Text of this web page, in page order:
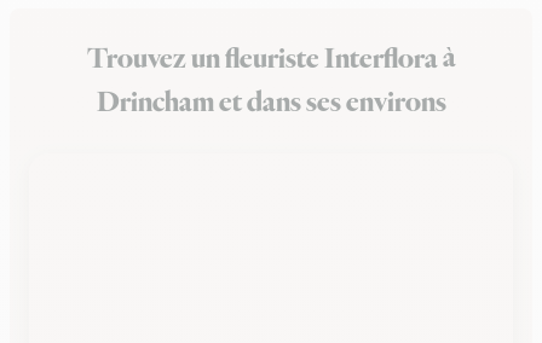
Trouvez un fleuriste Interflora à
Drincham et dans ses environs